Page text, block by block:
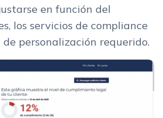
en función del
los servicios de compliance
personalización requerido.